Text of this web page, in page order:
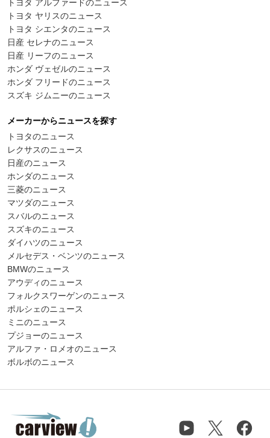
トヨタ アルファードのニュース
トヨタ ヤリスのニュース
トヨタ シエンタのニュース
日産 セレナのニュース
日産 リーフのニュース
ホンダ ヴェゼルのニュース
ホンダ フリードのニュース
スズキ ジムニーのニュース
メーカーからニュースを探す
トヨタのニュース
レクサスのニュース
日産のニュース
ホンダのニュース
三菱のニュース
マツダのニュース
スバルのニュース
スズキのニュース
ダイハツのニュース
メルセデス・ベンツのニュース
BMWのニュース
アウディのニュース
フォルクスワーゲンのニュース
ポルシェのニュース
ミニのニュース
プジョーのニュース
アルファ・ロメオのニュース
ボルボのニュース